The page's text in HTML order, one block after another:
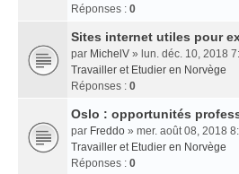
Réponses : 0
Sites internet utiles pour
par MichelV » lun. déc. 10, 2018
Travailler et Etudier en Norvège
Réponses : 0
Oslo : opportunités
par Freddo » mer. août 08, 2018
Travailler et Etudier en Norvège
Réponses : 0